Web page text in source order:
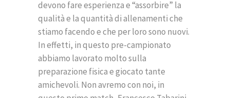
devono fare esperienza e “assorbire” la
qualità e la quantità di allenamenti che
stiamo facendo e che per loro sono nuovi.
In effetti, in questo pre-campionato
abbiamo lavorato molto sulla
preparazione fisica e giocato tante
amichevoli. Non avremo con noi, in